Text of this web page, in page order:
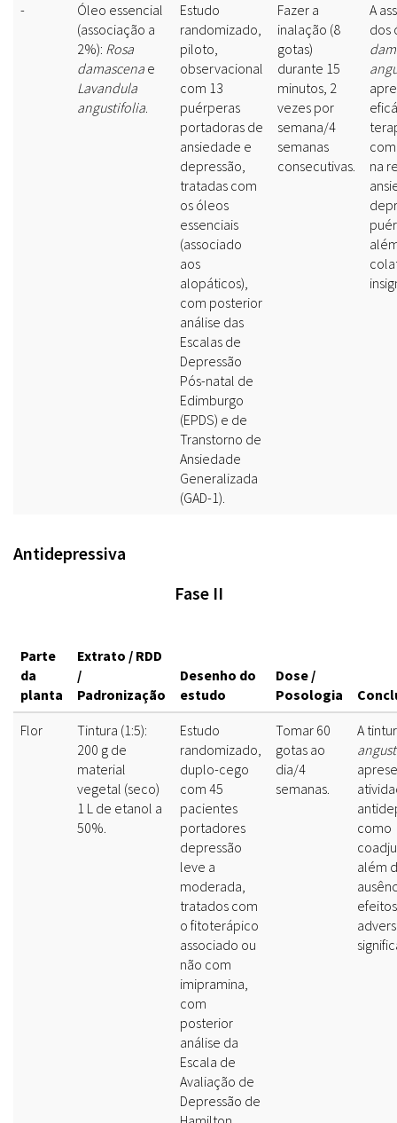
-
Óleo essencial
(associação a
2%): Rosa
damascena e
Lavandula
angustifolia.
Estudo
randomizado,
piloto,
observacional
com 13
puérperas
portadoras de
ansiedade e
depressão,
tratadas com
os óleos
essenciais
(associado
aos
alopáticos),
com posterior
análise das
Escalas de
Depressão
Pós-natal de
Edimburgo
(EPDS) e de
Transtorno de
Ansiedade
Generalizada
(GAD-1).
Fazer a
inalação (8
gotas)
durante 15
minutos, 2
vezes por
semana/4
semanas
consecutivas.
A
dos
na
Antidepressiva
Fase II
Parte
da
planta
Extrato / RDD
/
Padronização
Desenho do
estudo
Dose /
Posologia
Flor
Tintura (1:5):
200 g de
material
vegetal (seco)
1 L de etanol a
50%.
Estudo
randomizado,
duplo-cego
com 45
pacientes
portadores
depressão
leve a
moderada,
tratados com
o fitoterápico
associado ou
não com
imipramina,
com
posterior
análise da
Escala de
Avaliação de
Depressão de
Tomar 60
gotas ao
dia/4
semanas.
A
como
além
efeitos